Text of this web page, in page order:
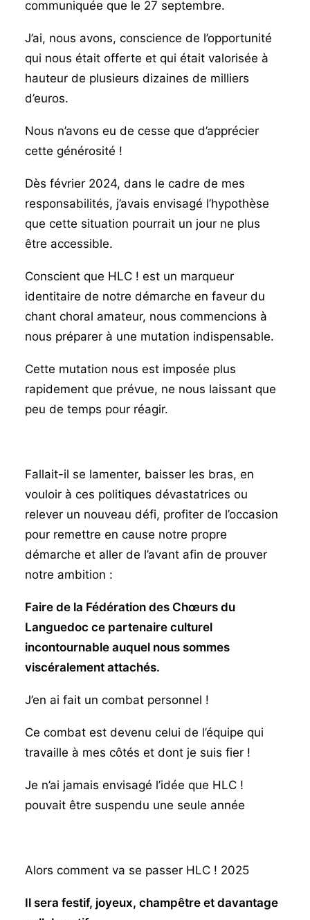
communiquée que le 27 septembre.
J’ai, nous avons, conscience de l’opportunité
qui nous était offerte et qui était valorisée à
hauteur de plusieurs dizaines de milliers
d’euros.
Nous n’avons eu de cesse que d’apprécier
cette générosité !
Dès février 2024, dans le cadre de mes
responsabilités, j’avais envisagé l’hypothèse
que cette situation pourrait un jour ne plus
être accessible.
Conscient que HLC ! est un marqueur
identitaire de notre démarche en faveur du
chant choral amateur, nous commencions à
nous préparer à une mutation indispensable.
Cette mutation nous est imposée plus
rapidement que prévue, ne nous laissant que
peu de temps pour réagir.
Fallait-il se lamenter, baisser les bras, en
vouloir à ces politiques dévastatrices ou
relever un nouveau défi, profiter de l’occasion
pour remettre en cause notre propre
démarche et aller de l’avant afin de prouver
notre ambition :
Faire de la Fédération des Chœurs du
Languedoc ce partenaire culturel
incontournable auquel nous sommes
viscéralement attachés.
J’en ai fait un combat personnel !
Ce combat est devenu celui de l’équipe qui
travaille à mes côtés et dont je suis fier !
Je n’ai jamais envisagé l’idée que HLC !
pouvait être suspendu une seule année
Alors comment va se passer HLC ! 2025
Il sera festif, joyeux, champêtre et davantage